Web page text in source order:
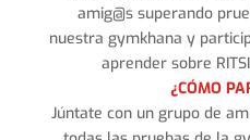
amig@s superando
nuestra gymkhana y
aprender sobre
¿CÓMO
Júntate con un grupo de